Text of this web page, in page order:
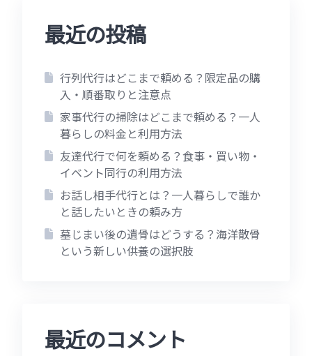
最近の投稿
行列代行はどこまで頼める？限定品の購
入・順番取りと注意点
家事代行の掃除はどこまで頼める？一人
暮らしの料金と利用方法
友達代行で何を頼める？食事・買い物・
イベント同行の利用方法
お話し相手代行とは？一人暮らしで誰か
と話したいときの頼み方
墓じまい後の遺骨はどうする？海洋散骨
という新しい供養の選択肢
最近のコメント